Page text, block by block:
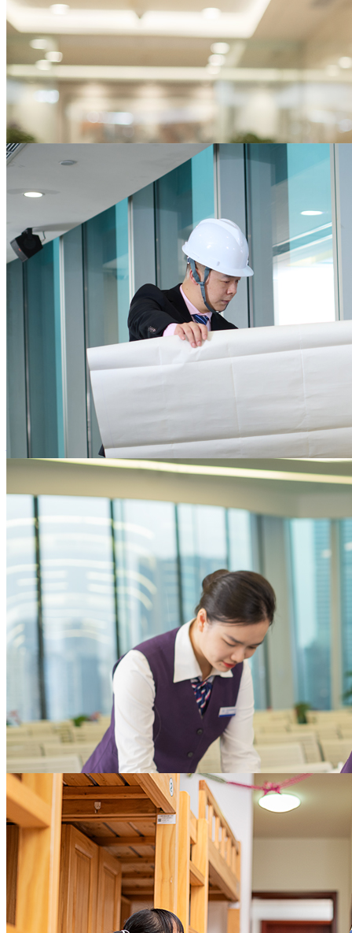
为企业核心业务发展保驾护航
提供一站式的行政后勤服务，降低后勤运营资
本，增进员工满意度
为企业聚焦核心业务提供全方位支撑
大型企业
助力实现物业资产价值
体系化的招商支持策略，完善的案场服务及全权
托管
长期良好的租户满意度，稳健的租金回报率，充
分实现地产资产保值增值